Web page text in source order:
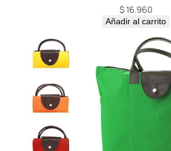
$16.960
Añadir al carrito